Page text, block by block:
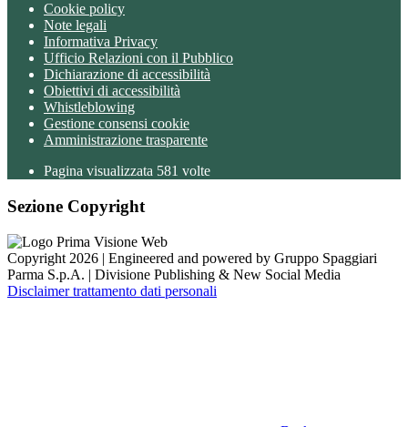
Cookie policy
Note legali
Informativa Privacy
Ufficio Relazioni con il Pubblico
Dichiarazione di accessibilità
Obiettivi di accessibilità
Whistleblowing
Gestione consensi cookie
Amministrazione trasparente
Pagina visualizzata 581 volte
Sezione Copyright
Copyright 2026 | Engineered and powered by Gruppo Spaggiari
Parma S.p.A. | Divisione Publishing & New Social Media
Disclaimer trattamento dati personali